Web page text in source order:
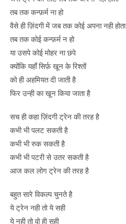
तब तक कन्फ़र्म ना हो
वैसे ही ज़िंदगी में जब तक कोई अपना नही होता
तब तक कोई कन्फ़र्म न हो
या उसपे कोई मोहर ना छपे
क्योंकि यहाँ सिर्फ़ खून के रिश्तों
को ही अहमियत दी जाती है
फिर उन्ही का खून किया जाता है
सच ही कहा ज़िंदगी ट्रेन की तरह है
कभी भी पलट सकती है
कभी भी रुक सकती है
कभी भी पटरी से उतर सकती है
आज कल लोग ट्रेन की तरह है
बहुत सारे विकल्प चुनते है
ये ट्रेन नही तो ये सही
ये नही तो वो ही सही